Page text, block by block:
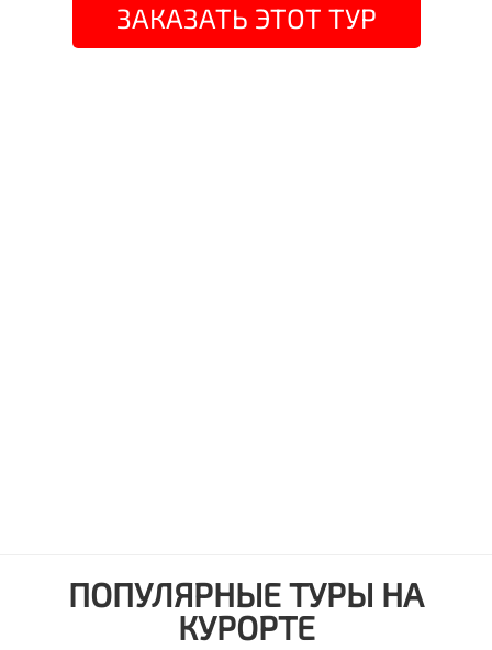
ЗАКАЗАТЬ ЭТОТ ТУР
ПОПУЛЯРНЫЕ ТУРЫ НА
КУРОРТЕ